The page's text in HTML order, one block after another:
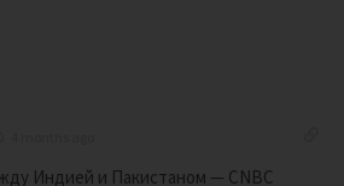
Индией и Пакистаном — CNBC